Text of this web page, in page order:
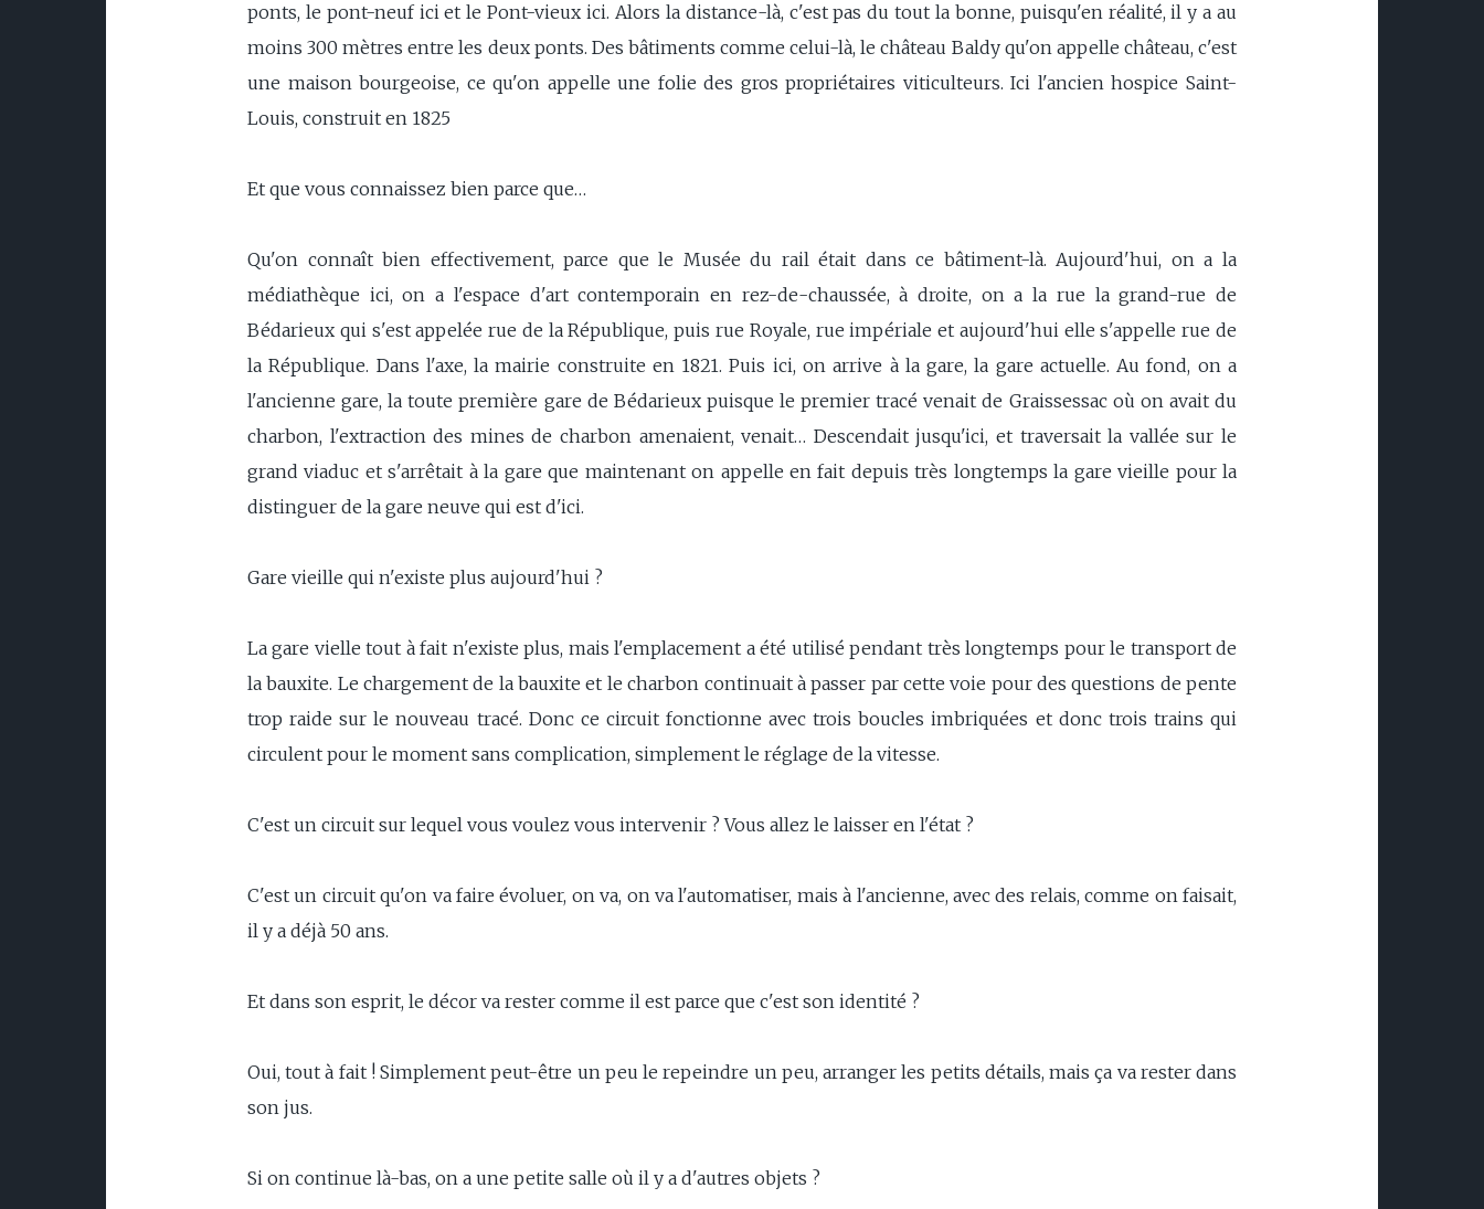
ponts, le pont-neuf ici et le Pont-vieux ici. Alors la distance-là, c'est pas du tout la bonne, puisqu'en réalité, il y a au
moins 300 mètres entre les deux ponts. Des bâtiments comme celui-là, le château Baldy qu'on appelle château, c'est
une maison bourgeoise, ce qu'on appelle une folie des gros propriétaires viticulteurs. Ici l'ancien hospice Saint-
Louis, construit en 1825
Et que vous connaissez bien parce que…
Qu'on connaît bien effectivement, parce que le Musée du rail était dans ce bâtiment-là. Aujourd'hui, on a la
médiathèque ici, on a l'espace d'art contemporain en rez-de-chaussée, à droite, on a la rue la grand-rue de
Bédarieux qui s'est appelée rue de la République, puis rue Royale, rue impériale et aujourd'hui elle s'appelle rue de
la République. Dans l'axe, la mairie construite en 1821. Puis ici, on arrive à la gare, la gare actuelle. Au fond, on a
l'ancienne gare, la toute première gare de Bédarieux puisque le premier tracé venait de Graissessac où on avait du
charbon, l'extraction des mines de charbon amenaient, venait… Descendait jusqu'ici, et traversait la vallée sur le
grand viaduc et s'arrêtait à la gare que maintenant on appelle en fait depuis très longtemps la gare vieille pour la
distinguer de la gare neuve qui est d'ici.
Gare vieille qui n'existe plus aujourd'hui ?
La gare vielle tout à fait n'existe plus, mais l'emplacement a été utilisé pendant très longtemps pour le transport de
la bauxite. Le chargement de la bauxite et le charbon continuait à passer par cette voie pour des questions de pente
trop raide sur le nouveau tracé. Donc ce circuit fonctionne avec trois boucles imbriquées et donc trois trains qui
circulent pour le moment sans complication, simplement le réglage de la vitesse.
C'est un circuit sur lequel vous voulez vous intervenir ? Vous allez le laisser en l'état ?
C'est un circuit qu'on va faire évoluer, on va, on va l'automatiser, mais à l'ancienne, avec des relais, comme on faisait,
il y a déjà 50 ans.
Et dans son esprit, le décor va rester comme il est parce que c'est son identité ?
Oui, tout à fait ! Simplement peut-être un peu le repeindre un peu, arranger les petits détails, mais ça va rester dans
son jus.
Si on continue là-bas, on a une petite salle où il y a d'autres objets ?